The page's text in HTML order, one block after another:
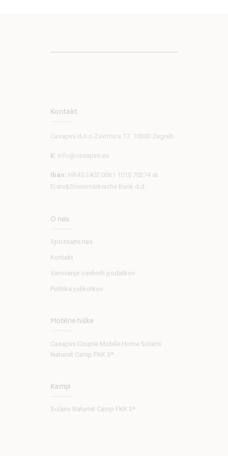
Kontakt
Casapini d.o.o.Zavrtnica 17, 10000 Zagreb
E: info@casapini.eu
Iban: HR45 2402 0061 1010 70274 at
Erste&Steiermärkische Bank d.d
O nas
Spoznajte nas
Kontakt
Varovanje osebnih podatkov
Politika piškotkov
Mobilne hiške
Casapini Couple Mobile Home Solaris
Naturist Camp FKK 3*
Kampi
Solaris Naturist Camp FKK 3*